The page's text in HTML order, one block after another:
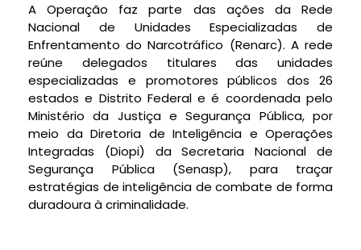
A Operação faz parte das ações da Rede
Nacional de Unidades Especializadas de
Enfrentamento do Narcotráfico (Renarc). A rede
reúne delegados titulares das unidades
especializadas e promotores públicos dos 26
estados e Distrito Federal e é coordenada pelo
Ministério da Justiça e Segurança Pública, por
meio da Diretoria de Inteligência e Operações
Integradas (Diopi) da Secretaria Nacional de
Segurança Pública (Senasp), para traçar
estratégias de inteligência de combate de forma
duradoura à criminalidade.